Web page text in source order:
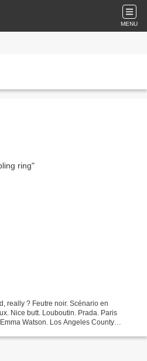
MENU
really ? Feutre noir. Scénario en
Nice butt. Louboutin. Prada. Paris
Watson. Los Angeles County